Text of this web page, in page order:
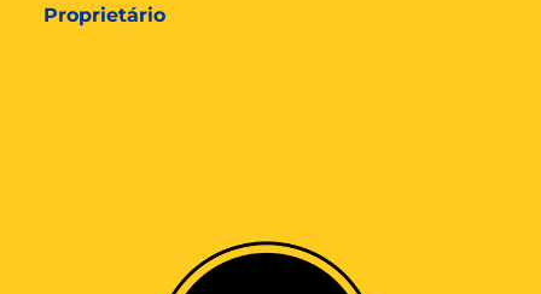
Proprietário